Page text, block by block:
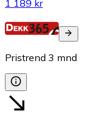
1 189 kr
Pristrend 3 mnd